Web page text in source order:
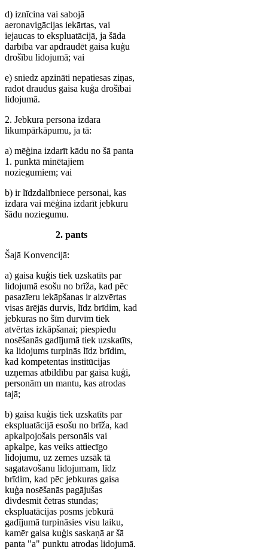
d) iznīcina vai sabojā
aeronavigācijas iekārtas, vai
iejaucas to ekspluatācijā, ja šāda
darbība var apdraudēt gaisa kuģu
drošību lidojumā; vai
e) sniedz apzināti nepatiesas ziņas,
radot draudus gaisa kuģa drošībai
lidojumā.
2. Jebkura persona izdara
likumpārkāpumu, ja tā:
a) mēģina izdarīt kādu no šā panta
1. punktā minētajiem
noziegumiem; vai
b) ir līdzdalībniece personai, kas
izdara vai mēģina izdarīt jebkuru
šādu noziegumu.
2. pants
Šajā Konvencijā:
a) gaisa kuģis tiek uzskatīts par
lidojumā esošu no brīža, kad pēc
pasazīeru iekāpšanas ir aizvērtas
visas ārējās durvis, līdz brīdim, kad
jebkuras no šīm durvīm tiek
atvērtas izkāpšanai; piespiedu
nosēšanās gadījumā tiek uzskatīts,
ka lidojums turpinās līdz brīdim,
kad kompetentas institūcijas
uzņemas atbildību par gaisa kuģi,
personām un mantu, kas atrodas
tajā;
b) gaisa kuģis tiek uzskatīts par
ekspluatācijā esošu no brīža, kad
apkalpojošais personāls vai
apkalpe, kas veiks attiecīgo
lidojumu, uz zemes uzsāk tā
sagatavošanu lidojumam, līdz
brīdim, kad pēc jebkuras gaisa
kuģa nosēšanās pagājušas
divdesmit četras stundas;
ekspluatācijas posms jebkurā
gadījumā turpināsies visu laiku,
kamēr gaisa kuģis saskaņā ar šā
panta "a" punktu atrodas lidojumā.